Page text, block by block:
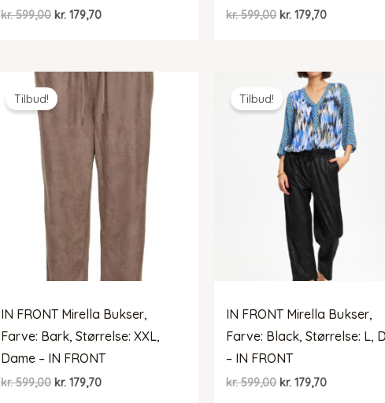
kr.599,00 Den
kr. 599,00.
kr. 179,70Den
kr. 179,70.
kr.599,00 Den
kr. 599,00.
kr. 179,70Den
kr. 179,70.
Tilbud!
IN FRONT Mirella Bukser,
Farve: Bark, Størrelse: XXL,
Dame – IN FRONT
kr.599,00 Den
kr. 179,70Den
Tilbud!
IN FRONT Mirella Bukser,
Farve: Black, Størrelse: L,
– IN FRONT
kr.599,00 Den
kr. 179,70Den